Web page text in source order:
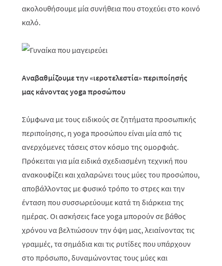
ακολουθήσουμε μία συνήθεια που στοχεύει στο κοινό
καλό.
Αναβαθμίζουμε την «ιεροτελεστία» περιποίησής
μας κάνονταςyogaπροσώπου
Σύμφωνα με τους ειδικούς σε ζητήματα προσωπικής
περιποίησης, η yoga προσώπου είναι μία από τις
ανερχόμενες τάσεις στον κόσμο της ομορφιάς.
Πρόκειται για μία ειδικά σχεδιασμένη τεχνική που
ανακουφίζει και χαλαρώνει τους μύες του προσώπου,
αποβάλλοντας με φυσικό τρόπο το στρες και την
ένταση που συσσωρεύουμε κατά τη διάρκεια της
ημέρας. Οι ασκήσειςfaceyoga μπορούν σε βάθος
χρόνου να βελτιώσουν την όψη μας, λειαίνοντας τις
γραμμές, τα σημάδια και τις ρυτίδες που υπάρχουν
στο πρόσωπο, δυναμώνοντας τους μύες και